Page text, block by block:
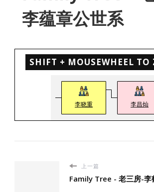
李蕴章公世系
SHIFT + MOUSEWHEEL TO
李晓重 李昌灿
上一篇
Family Tree - 老三房-李